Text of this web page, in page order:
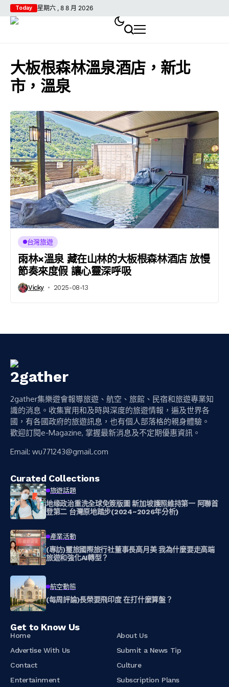
Today 星期六 , 8 8 月 2026
大板根森林溫泉酒店，新北
市，溫泉
台灣旅遊
雨林×溫泉 藏在山林的大板根森林酒店 放慢
節奏來度假 讓心靈深呼吸
Vicky 2025-08-13
2gather集樂遊會報導旅遊、航空、旅館、民宿和旅遊專業知
識的消息。收集實用和及時與深度的旅遊情報，遍及世界各
國，有各國政府的旅遊訊息，也有個人部落格的親身體驗。
歡迎訂閱e-Magazine, 掌握最新消息及不定期優惠資訊。
Email: wu771243@gmail.com
Curated Collections
旅遊話題
地缘政治重洗全球免簽版圖 新加坡護照維持第一 阿聯首
登第二 台灣原地踏步(2024~2026年分析)
產業活動
(專訪)璽旅國際旅行社董事長高月美 我為什麼要走高端
旅遊和強化AI轉型？
航空動態
(每周評論)長榮要飛印度 在打什麼算盤？
Get to Know Us
Home
About Us
Advertise With Us
Submit a News Tip
Contact
Culture
Entertainment
Subscription Plans